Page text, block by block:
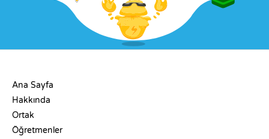
Ana Sayfa
Hakkında
Ortak
Öğretmenler